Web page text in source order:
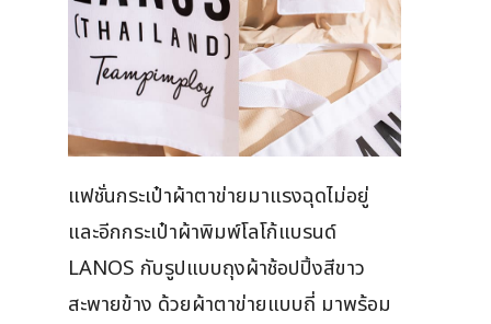
แฟชั่นกระเป๋าผ้าตาข่ายมาแรงฉุดไม่อยู่
และอีกกระเป๋าผ้าพิมพ์โลโก้แบรนด์
LANOS กับรูปแบบถุงผ้าช้อปปิ้งสีขาว
สะพายข้าง ด้วยผ้าตาข่ายแบบถี่ มาพร้อม